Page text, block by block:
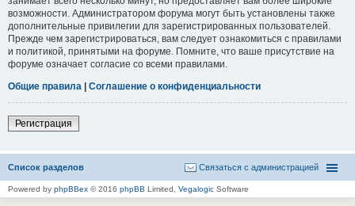
возможности. Администратором форума могут быть установлены также
дополнительные привилегии для зарегистрированных пользователей.
Прежде чем зарегистрироваться, вам следует ознакомиться с правилами
и политикой, принятыми на форуме. Помните, что ваше присутствие на
форуме означает согласие со всеми правилами.
Общие правила | Соглашение о конфиденциальности
Регистрация
Список разделов Связаться с администрацией
Powered by phpBBex © 2016 phpBB Limited, Vegalogic Software